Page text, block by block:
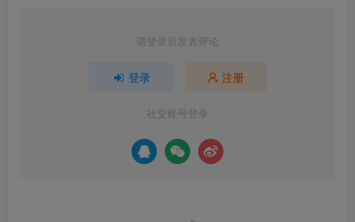
请登录后发表评论
登录 注册
社交账号登录